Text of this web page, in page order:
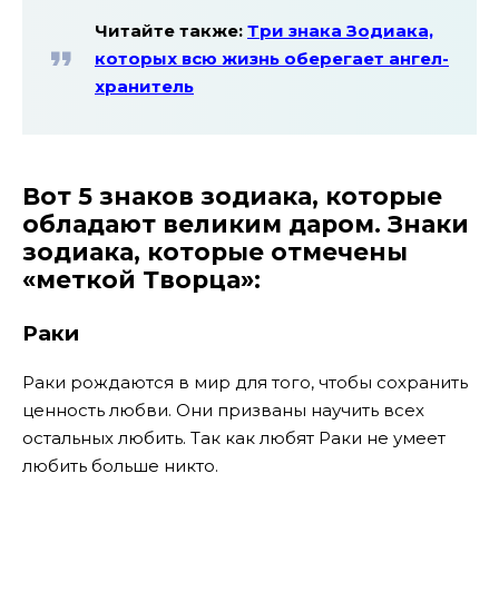
Читайте также: Три знака Зодиака,
которых всю жизнь оберегает ангел-
хранитель
Вот 5 знаков зодиака, которые
обладают великим даром. Знаки
зодиака, которые отмечены
«меткой Творца»:
Раки
Раки рождаются в мир для того, чтобы сохранить
ценность любви. Они призваны научить всех
остальных любить. Так как любят Раки не умеет
любить больше никто.